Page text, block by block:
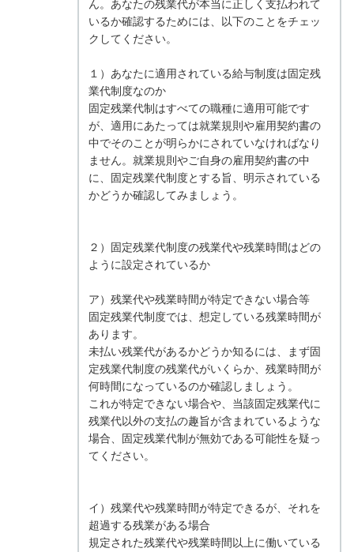
ん。あなたの残業代が本当に正しく支払われて
いるか確認するためには、以下のことをチェッ
クしてください。
１）あなたに適用されている給与制度は固定残
業代制度なのか
固定残業代制はすべての職種に適用可能です
が、適用にあたっては就業規則や雇用契約書の
中でそのことが明らかにされていなければなり
ません。就業規則やご自身の雇用契約書の中
に、固定残業代制度とする旨、明示されている
かどうか確認してみましょう。
２）固定残業代制度の残業代や残業時間はどの
ように設定されているか
ア）残業代や残業時間が特定できない場合等
固定残業代制度では、想定している残業時間が
あります。
未払い残業代があるかどうか知るには、まず固
定残業代制度の残業代がいくらか、残業時間が
何時間になっているのか確認しましょう。
これが特定できない場合や、当該固定残業代に
残業代以外の支払の趣旨が含まれているような
場合、固定残業代制が無効である可能性を疑っ
てください。
イ）残業代や残業時間が特定できるが、それを
超過する残業がある場合
規定された残業代や残業時間以上に働いている